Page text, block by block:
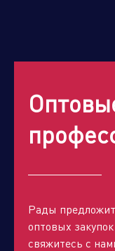
Рады
оптовых
свяжитесь с